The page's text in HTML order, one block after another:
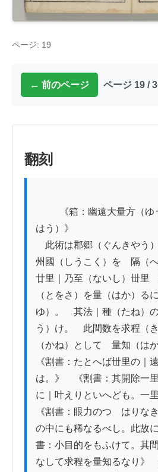
ページ: 19
← 前のページ ページ 19 /
翻刻
はう）》
此術は郡郷（ぐんきやう
州國（しうこく）を　隔（
廿里｜乃至（ないし）丗里
（とをさ）を量（はか）る
ゆ）。　其法｜種（たね）
う）け。　此間数を求程（
（かね）として　量知（は
《割書：たとへば丗里の｜
は。》　《割書：其開除一
に｜叶えりといへども。一
《割書：眼力のつゝはりな
の中にも稀なるべし。此故
書：小目的をもふけて。其
なして求程を量知るなり》